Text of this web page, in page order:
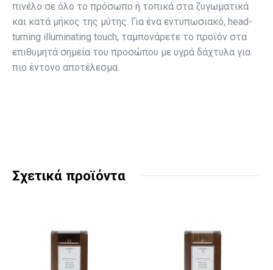
πινέλο σε όλο το πρόσωπο ή τοπικά στα ζυγωματικά
και κατά μήκος της μύτης. Για ένα εντυπωσιακό, head-
turning illuminating touch, ταμπονάρετε το προϊόν στα
επιθυμητά σημεία του προσώπου με υγρά δάχτυλα για
πιο έντονο αποτέλεσμα.
Σχετικά προϊόντα